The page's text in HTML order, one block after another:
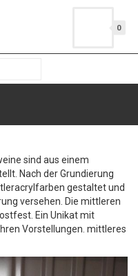
0
sind aus einem
Nach der Grundierung
gestaltet und
versehen. Die mittleren
Ein Unikat mit
Vorstellungen. mittleres